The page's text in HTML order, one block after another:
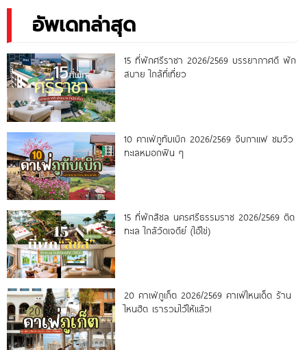
อัพเดทล่าสุด
15 ที่พักศรีราชา 2026/2569 บรรยากาศดี พัก
สบาย ใกล้ที่เที่ยว
10 คาเฟ่ภูทับเบิก 2026/2569 จิบกาแฟ ชมวิว
ทะเลหมอกฟิน ๆ
15 ที่พักสิชล นครศรีธรรมราช 2026/2569 ติด
ทะเล ใกล้วัดเจดีย์ (ไอ้ไข่)
20 คาเฟ่ภูเก็ต 2026/2569 คาเฟ่ไหนเด็ด ร้าน
ไหนฮิต เรารวมไว้ให้แล้ว!